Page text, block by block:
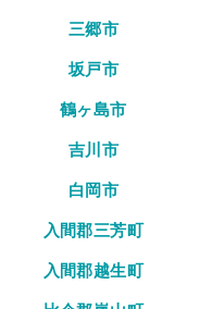
三郷市
坂戸市
鶴ヶ島市
吉川市
白岡市
入間郡三芳町
入間郡越生町